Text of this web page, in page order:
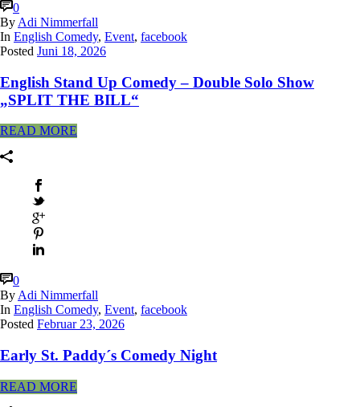
0
By Adi Nimmerfall
In English Comedy, Event, facebook
Posted Juni 18, 2026
English Stand Up Comedy – Double Solo Show
„SPLIT THE BILL“
READ MORE
0
ByAdi Nimmerfall
In English Comedy, Event, facebook
Posted Februar 23, 2026
Early St. Paddy´s Comedy Night
READ MORE